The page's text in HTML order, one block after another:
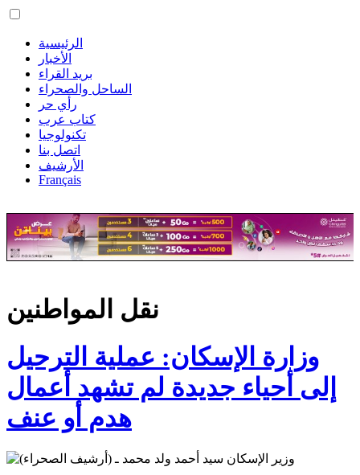
الرئيسية
الأخبار
بريد القراء
الساحل والصحراء
رأي حر
كتاب عرب
تكنولوجيا
اتصل بنا
الأرشيف
Français
نقل المواطنين
وزارة الإسكان: عملية الترحيل
إلى أحياء جديدة لم تشهد أعمال
هدم أو عنف